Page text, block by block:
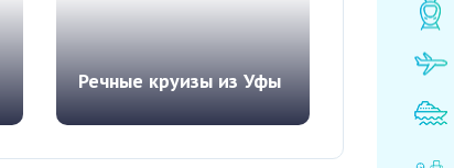
Речные круизы из Уфы